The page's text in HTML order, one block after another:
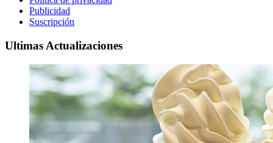
Publicidad
Suscripción
Ultimas Actualizaciones